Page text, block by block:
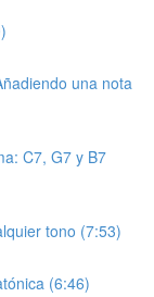
una nota
C7, G7 y B7
tono (7:53)
(6:46)